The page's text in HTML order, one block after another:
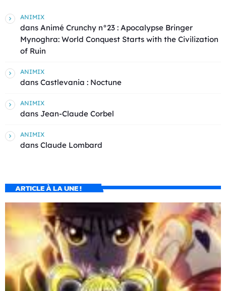
ANIMIX
dans Animé Crunchy n°23 : Apocalypse Bringer
Mynoghra: World Conquest Starts with the Civilization
of Ruin
ANIMIX
dans Castlevania : Noctune
ANIMIX
dans Jean-Claude Corbel
ANIMIX
dans Claude Lombard
ARTICLE À LA UNE !